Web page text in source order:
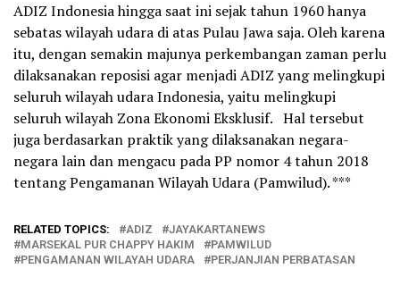
ADIZ Indonesia hingga saat ini sejak tahun 1960 hanya
sebatas wilayah udara di atas Pulau Jawa saja. Oleh karena
itu, dengan semakin majunya perkembangan zaman perlu
dilaksanakan reposisi agar menjadi ADIZ yang melingkupi
seluruh wilayah udara Indonesia, yaitu melingkupi
seluruh wilayah Zona Ekonomi Eksklusif. Hal tersebut
juga berdasarkan praktik yang dilaksanakan negara-
negara lain dan mengacu pada PP nomor 4 tahun 2018
tentang Pengamanan Wilayah Udara (Pamwilud). ***
RELATED TOPICS: ADIZ
JAYAKARTANEWS
MARSEKAL PUR CHAPPY HAKIM
PAMWILUD
PENGAMANAN WILAYAH UDARA
PERJANJIAN PERBATASAN